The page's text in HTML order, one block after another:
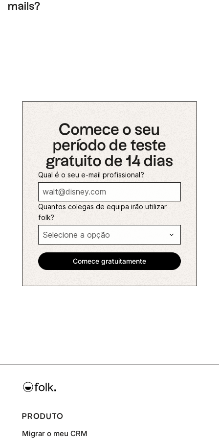
mails?
Comece o seu
período de teste
gratuito de 14 dias
Qual é o seu e-mail profissional?
Quantos colegas de equipa irão utilizar
folk?
PRODUTO
Migrar o meu CRM